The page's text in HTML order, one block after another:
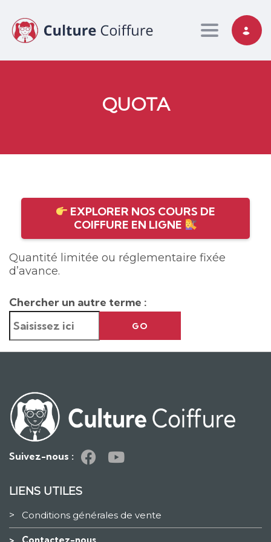
Toggle
QUOTA
EXPLORER NOS COURS DE
COIFFURE EN LIGNE
Quantité limitée ou réglementaire fixée
d’avance.
Chercher un autre terme :
GO
Suivez-nous :
LIENS UTILES
> Conditions générales de vente
>